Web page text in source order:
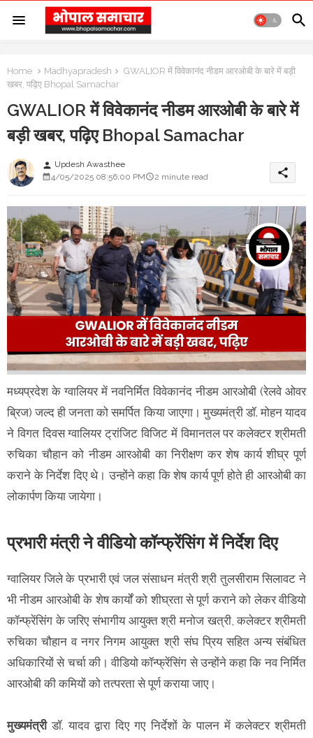
Home Madhyapradesh
GWALIOR में विवेकानंद नीडम आरओबी के बारे में बड़ी
खबर, पढ़िए Bhopal Samachar
GWALIOR में विवेकानंद नीडम आरओबी के बारे में
बड़ी खबर, पढ़िए Bhopal Samachar
person Updesh Awasthee
4/05/2025 08:56:00 PM
2 minute read share
मध्यप्रदेश के ग्वालियर में नवनिर्मित विवेकानंद नीडम आरओबी (रेलवे ओवर
ब्रिज) जल्द ही जनता को समर्पित किया जाएगा। मुख्यमंत्री डॉ. मोहन यादव
ने विगत दिवस ग्वालियर ट्रांजिट विजिट में विमानतल पर कलेक्टर श्रीमती
रुचिका चौहान को नीडम आरओबी का निरीक्षण कर शेष कार्य शीघ्र पूर्ण
कराने के निर्देश दिए थे। उन्होंने कहा कि शेष कार्य पूर्ण होते ही आरओबी का
लोकार्पण किया जायेगा।
प्रभारी मंत्री ने वीडियो कॉन्फ्रेंसिंग में निर्देश दिए
ग्वालियर जिले के प्रभारी एवं जल संसाधन मंत्री श्री तुलसीराम सिलावट ने
भी नीडम आरओबी के शेष कार्यों को शीघ्रता से पूर्ण कराने को लेकर वीडियो
कॉन्फ्रेंसिंग के जरिए संभागीय आयुक्त श्री मनोज खत्री, कलेक्टर श्रीमती
रुचिका चौहान व नगर निगम आयुक्त श्री संघ प्रिय सहित अन्य संबंधित
अधिकारियों से चर्चा की। वीडियो कॉन्फ्रेंसिंग से उन्होंने कहा कि नव निर्मित
आरओबी की कमियों को तत्परता से पूर्ण कराया जाए।
मुख्यमंत्रीडॉ. यादव द्वारा दिए गए निर्देशों के पालन में कलेक्टर श्रीमती